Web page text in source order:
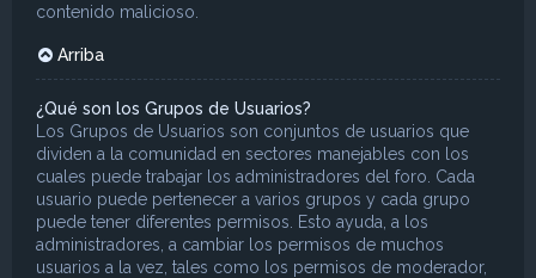
contenido malicioso.
Arriba
¿Qué son los Grupos de Usuarios?
Los Grupos de Usuarios son conjuntos de usuarios que
dividen a la comunidad en sectores manejables con los
cuales puede trabajar los administradores del foro. Cada
usuario puede pertenecer a varios grupos y cada grupo
puede tener diferentes permisos. Esto ayuda, a los
administradores, a cambiar los permisos de muchos
usuarios a la vez, tales como los permisos de moderador,